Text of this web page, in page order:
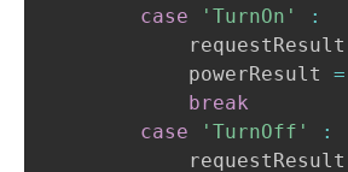
case
'TurnOn'
:
            requestResult
            powerResult
=
break
case
'TurnOff'
:
            requestResult